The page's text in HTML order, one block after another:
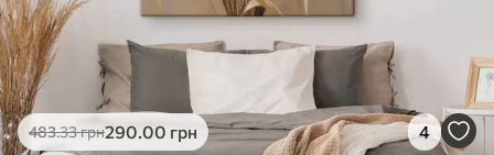
483.33грн290.00 грн 4